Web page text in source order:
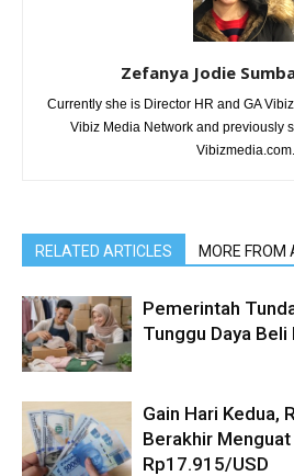
Zefanya Jodie
Currently she is Director HR and GA
Vibiz Media Network and previously
Vibizmedia.com.
RELATED ARTICLES MORE FROM
Pemerintah
Tunggu Daya Beli
Gain Hari Kedua,
Berakhir
Rp17.915/USD